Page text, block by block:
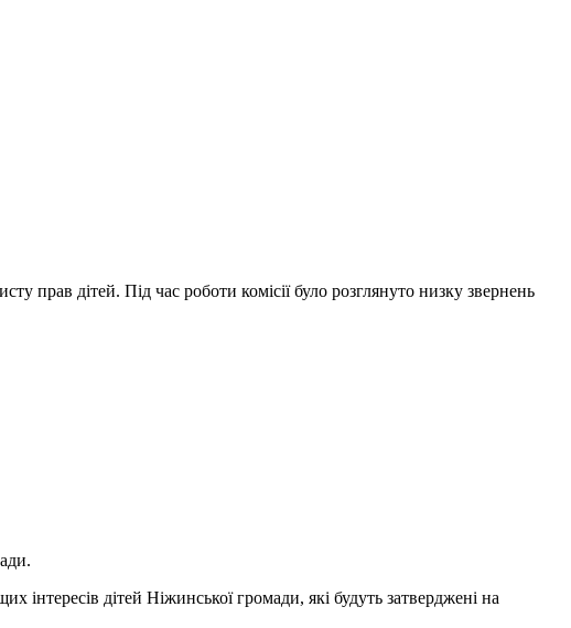
прав дітей. Під час роботи комісії було розглянуто низку звернень
інтересів дітей Ніжинської громади, які будуть затверджені на